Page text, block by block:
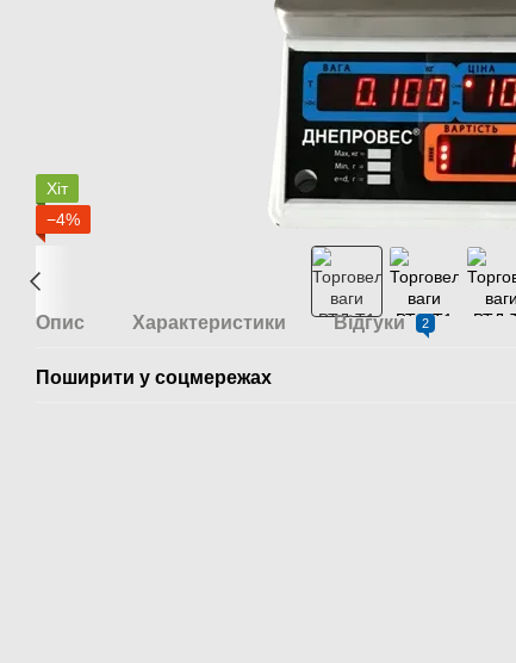
Хіт
−4%
Опис Характеристики Відгуки 2
Поширити у соцмережах